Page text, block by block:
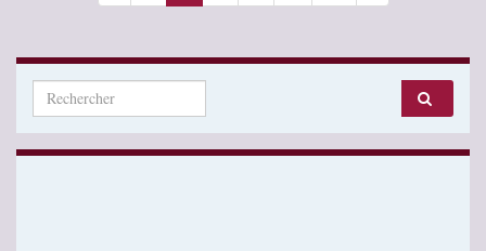
Search for: